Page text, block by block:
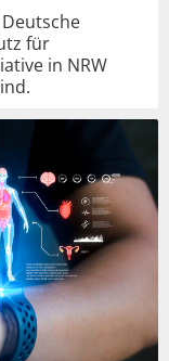
für
in NRW